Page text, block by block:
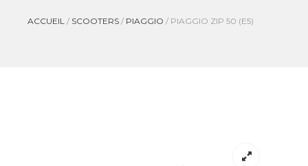
ACCUEIL / SCOOTERS / PIAGGIO / PIAGGIO ZIP 50 (E5)